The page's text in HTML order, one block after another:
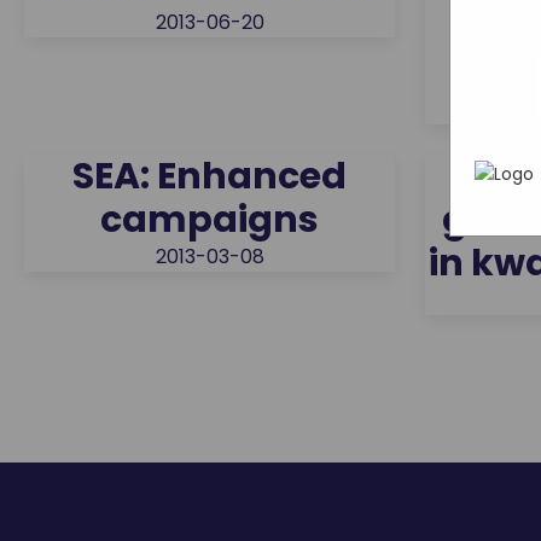
2013-06-20
SEA: Enhanced
campaigns
2013-03-08
in